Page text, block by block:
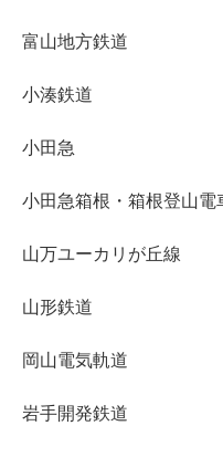
富山地方鉄道
小湊鉄道
小田急
小田急箱根・箱根登山電
山万ユーカリが丘線
山形鉄道
岡山電気軌道
岩手開発鉄道